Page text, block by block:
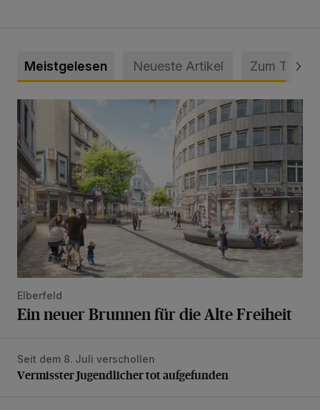
Meistgelesen Neueste Artikel Zum Thema
Ein neuer Brunnen für die Alte Freiheit
Elberfeld
Ein neuer Brunnen für die Alte Freiheit
Vermisster Jugendlicher tot aufgefunden
Seit dem 8. Juli verschollen
Vermisster Jugendlicher tot aufgefunden